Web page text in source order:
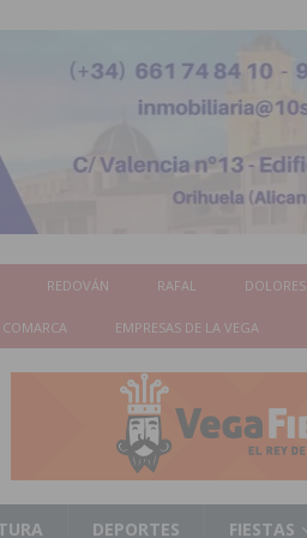
REDOVÁN RAFAL DOLORES
COMARCA EMPRESAS DE LA VEGA
DEPORTES FIESTAS